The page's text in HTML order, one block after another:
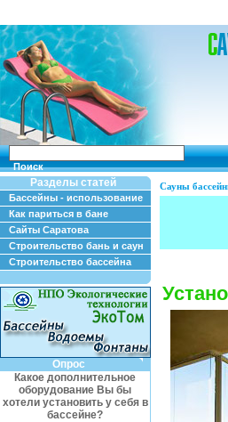
Поиск
Разделы статей
Бассейны - использование
Как париться в бане
Сайты Саратова
Строительство бань и саун
Строительство бассейна
Опрос
Какое дополнительное
оборудование Вы бы
хотели установить у себя в
бассейне?
Сауны